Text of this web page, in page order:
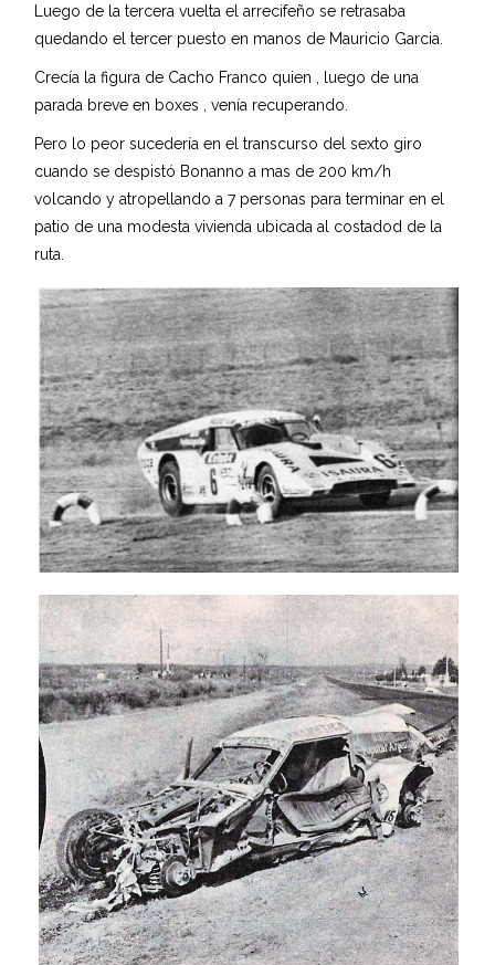
Luego de la tercera vuelta el arrecifeño se retrasaba
quedando el tercer puesto en manos de Mauricio Garcia.
Crecía la figura de Cacho Franco quien , luego de una
parada breve en boxes , venía recuperando.
Pero lo peor sucedería en el transcurso del sexto giro
cuando se despistó Bonanno a mas de 200 km/h
volcando y atropellando a 7 personas para terminar en el
patio de una modesta vivienda ubicada al costadod de la
ruta.